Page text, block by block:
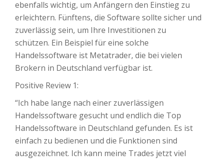
ebenfalls wichtig, um Anfängern den Einstieg zu
erleichtern. Fünftens, die Software sollte sicher und
zuverlässig sein, um Ihre Investitionen zu
schützen. Ein Beispiel für eine solche
Handelssoftware ist Metatrader, die bei vielen
Brokern in Deutschland verfügbar ist.
Positive Review 1:
“Ich habe lange nach einer zuverlässigen
Handelssoftware gesucht und endlich die Top
Handelssoftware in Deutschland gefunden. Es ist
einfach zu bedienen und die Funktionen sind
ausgezeichnet. Ich kann meine Trades jetzt viel